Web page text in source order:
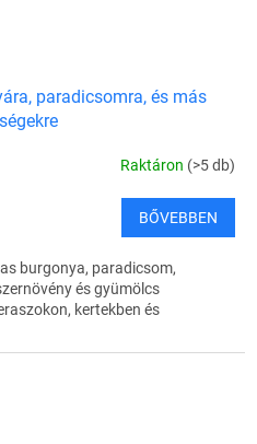
paradicsomra, és más
Raktáron (>5 db)
BŐVEBBEN
burgonya, paradicsom,
és gyümölcs
kertekben és